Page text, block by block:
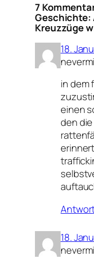
7
Geschichte:
Kreuzzüge
18.
in dem
einen
den
18.